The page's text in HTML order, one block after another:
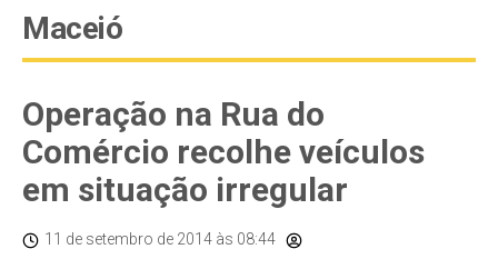
Maceió
Operação na Rua do
Comércio recolhe veículos
em situação irregular
11 de setembro de 2014 às 08:44